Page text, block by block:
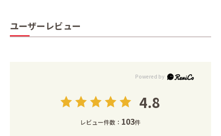
ユーザーレビュー
4.8
レビュー件数： 103件